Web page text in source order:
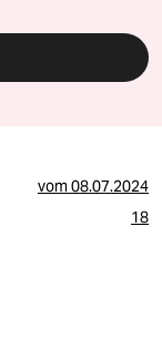
vom08.07.2024
18